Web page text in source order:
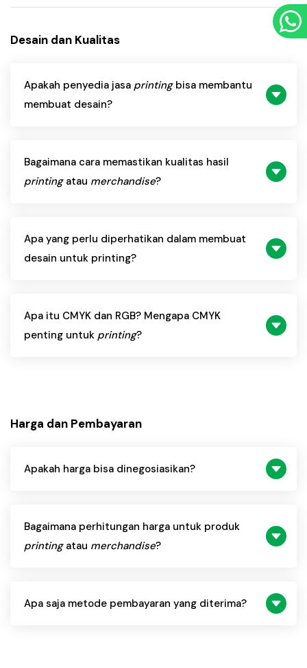
Desain dan Kualitas
Apakah penyedia jasa printingbisa membantu
membuat desain?
Bagaimana cara memastikan kualitas hasil
printingatau merchandise?
Apa yang perlu diperhatikan dalam membuat
desain untuk printing?
Apa itu CMYK dan RGB? Mengapa CMYK
penting untuk printing?
Harga dan Pembayaran
Apakah harga bisa dinegosiasikan?
Bagaimana perhitungan harga untuk produk
printingatau merchandise?
Apa saja metode pembayaran yang diterima?